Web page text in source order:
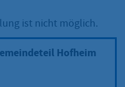
ist nicht möglich.
Hofheim